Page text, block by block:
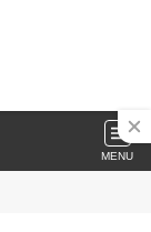
MENU